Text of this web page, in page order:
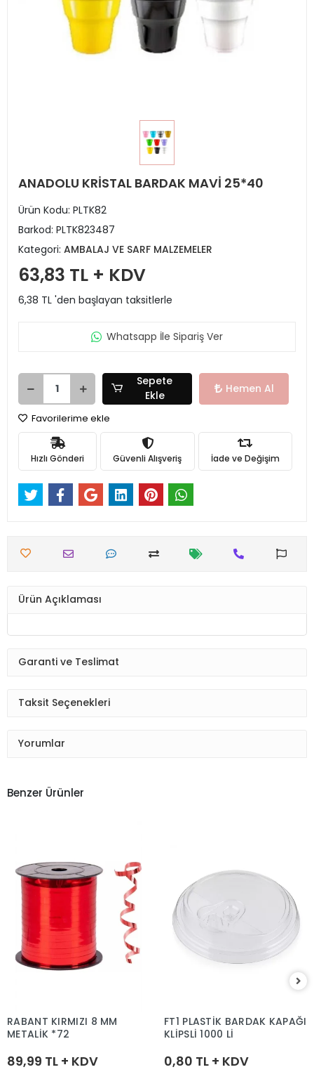
ANADOLU KRİSTAL BARDAK MAVİ 25*40
Ürün Kodu: PLTK82
Barkod: PLTK823487
Kategori: AMBALAJ VE SARF MALZEMELER
63,83 TL + KDV
6,38 TL 'den başlayan taksitlerle
Whatsapp İle Sipariş Ver
Sepete
Ekle
Hemen Al
Favorilerime ekle
Hızlı Gönderi Güvenli Alışveriş İade ve Değişim
Ürün Açıklaması
Garanti ve Teslimat
Taksit Seçenekleri
Yorumlar
Benzer Ürünler
RABANT KIRMIZI 8 MM
METALİK *72
89,99 TL + KDV
FT1 PLASTİK BARDAK KAPAĞI
KLİPSLİ 1000 Lİ
0,80 TL + KDV